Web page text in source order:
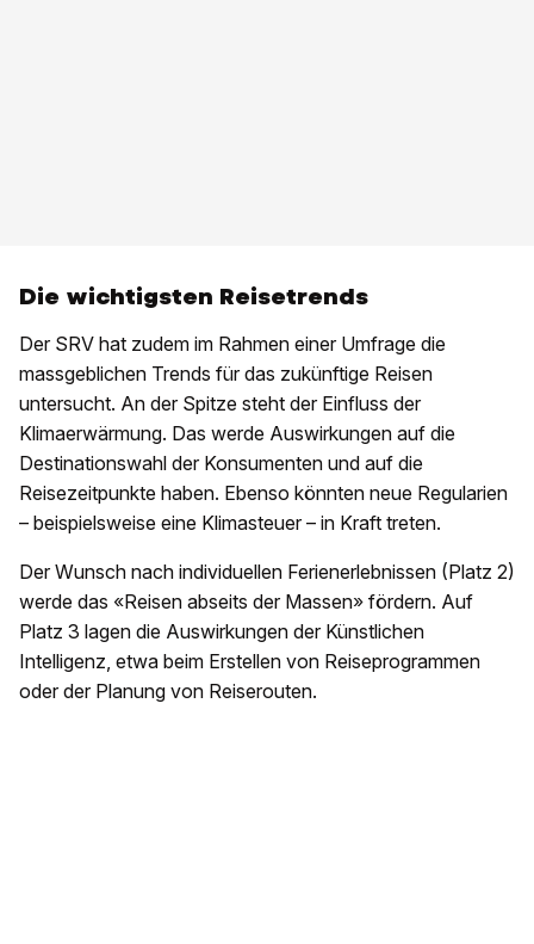
Die wichtigsten Reisetrends
Der SRV hat zudem im Rahmen einer Umfrage die
massgeblichen Trends für das zukünftige Reisen
untersucht. An der Spitze steht der Einfluss der
Klimaerwärmung. Das werde Auswirkungen auf die
Destinationswahl der Konsumenten und auf die
Reisezeitpunkte haben. Ebenso könnten neue Regularien
– beispielsweise eine Klimasteuer – in Kraft treten.
Der Wunsch nach individuellen Ferienerlebnissen (Platz 2)
werde das «Reisen abseits der Massen» fördern. Auf
Platz 3 lagen die Auswirkungen der Künstlichen
Intelligenz, etwa beim Erstellen von Reiseprogrammen
oder der Planung von Reiserouten.